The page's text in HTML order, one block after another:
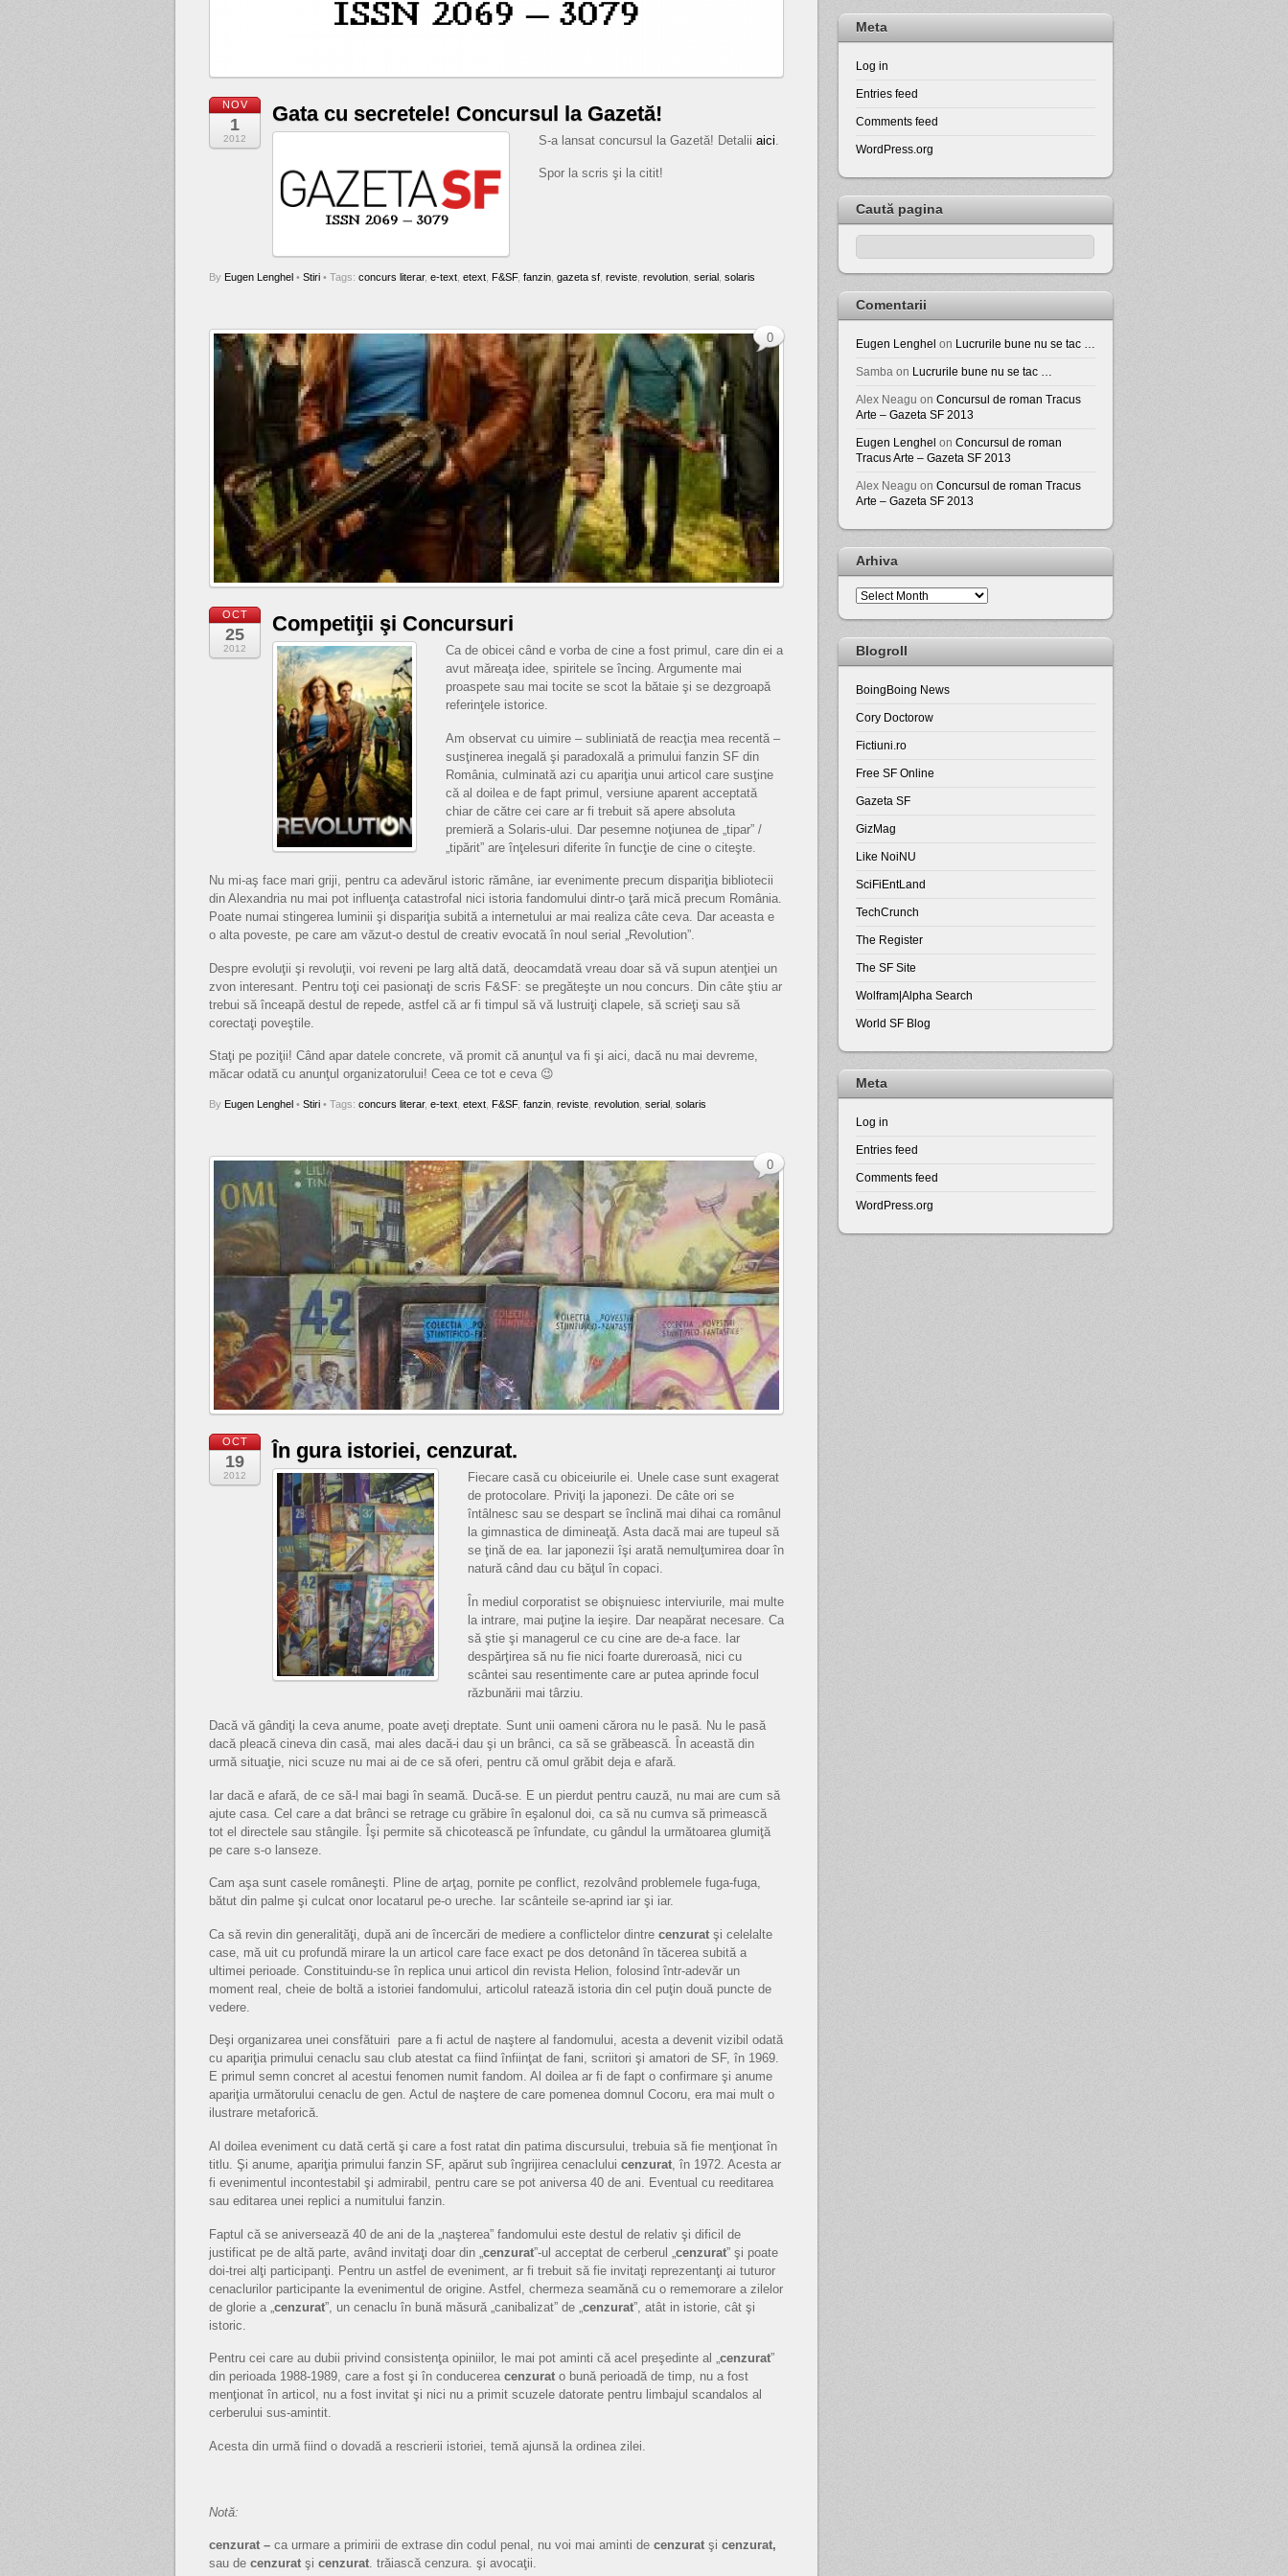
NOV
1
2012
Gata cu secretele! Concursul la Gazetă!
S-a lansat concursul la Gazetă! Detalii aici
Spor la scris şi la citit!
By Eugen Lenghel • Stiri • Tags: concurs literar, e-text etext F&SF, fanzin gazeta sf reviste revolution serial solaris
OCT
25
2012
Competiţii şi Concursuri
Ca de obicei când e vorba de cine a fost primul, care din ei a
avut măreaţa idee, spiritele se încing. Argumente mai
proaspete sau mai tocite se scot la bătaie şi se dezgroapă
referinţele istorice.
Am observat cu uimire – subliniată de reacţia mea recentă –
susţinerea inegală şi paradoxală a primului fanzin SF din
România, culminată azi cu apariţia unui articol care susţine
că al doilea e de fapt primul, versiune aparent acceptată
chiar de către cei care ar fi trebuit să apere absoluta
premieră a Solaris-ului. Dar pesemne noţiunea de „tipar” /
„tipărit” are înţelesuri diferite în funcţie de cine o citeşte.
Nu mi-aş face mari griji, pentru ca adevărul istoric rămâne, iar evenimente precum dispariţia bibliotecii
din Alexandria nu mai pot influenţa catastrofal nici istoria fandomului dintr-o ţară mică precum România.
Poate numai stingerea luminii şi dispariţia subită a internetului ar mai realiza câte ceva. Dar aceasta e
o alta poveste, pe care am văzut-o destul de creativ evocată în noul serial „Revolution”.
Despre evoluţii şi revoluţii, voi reveni pe larg altă dată, deocamdată vreau doar să vă supun atenţiei un
zvon interesant. Pentru toţi cei pasionaţi de scris F&SF: se pregăteşte un nou concurs. Din câte ştiu ar
trebui să înceapă destul de repede, astfel că ar fi timpul să vă lustruiţi clapele, să scrieţi sau să
corectaţi poveştile.
Staţi pe poziţii! Când apar datele concrete, vă promit că anunţul va fi şi aici, dacă nu mai devreme,
măcar odată cu anunţul organizatorului! Ceea ce tot e ceva 😉
By Eugen Lenghel • Stiri
0
• Tags: concurs literar, e-text etext F&SF, fanzin reviste revolution serial solaris
OCT
19
2012
În gura istoriei, cenzurat.
Fiecare casă cu obiceiurile ei. Unele case sunt exagerat
de protocolare. Priviţi la japonezi. De câte ori se
întâlnesc sau se despart se înclină mai dihai ca românul
la gimnastica de dimineaţă. Asta dacă mai are tupeul să
se ţină de ea. Iar japonezii îşi arată nemulţumirea doar în
natură când dau cu băţul în copaci.
În mediul corporatist se obişnuiesc interviurile, mai multe
la intrare, mai puţine la ieşire. Dar neapărat necesare. Ca
să ştie şi managerul ce cu cine are de-a face. Iar
despărţirea să nu fie nici foarte dureroasă, nici cu
scântei sau resentimente care ar putea aprinde focul
răzbunării mai târziu.
Dacă vă gândiţi la ceva anume, poate aveţi dreptate. Sunt unii oameni cărora nu le pasă. Nu le pasă
dacă pleacă cineva din casă, mai ales dacă-i dau şi un brânci, ca să se grăbească. În această din
urmă situaţie, nici scuze nu mai ai de ce să oferi, pentru că omul grăbit deja e afară.
Iar dacă e afară, de ce să-l mai bagi în seamă. Ducă-se. E un pierdut pentru cauză, nu mai are cum să
ajute casa. Cel care a dat brânci se retrage cu grăbire în eşalonul doi, ca să nu cumva să primească
tot el directele sau stângile. Îşi permite să chicotească pe înfundate, cu gândul la următoarea glumiţă
pe care s-o lanseze.
Cam aşa sunt casele româneşti. Pline de arţag, pornite pe conflict, rezolvând problemele fuga-fuga,
bătut din palme şi culcat onor locatarul pe-o ureche. Iar scânteile se-aprind iar şi iar.
Ca să revin din generalităţi, după ani de încercări de mediere a conflictelor dintre cenzurat şi celelalte
case, mă uit cu profundă mirare la un articol care face exact pe dos detonând în tăcerea subită a
ultimei perioade. Constituindu-se în replica unui articol din revista Helion, folosind într-adevăr un
moment real, cheie de boltă a istoriei fandomului, articolul ratează istoria din cel puţin două puncte de
vedere.
Deşi organizarea unei consfătuiri pare a fi actul de naştere al fandomului, acesta a devenit vizibil odată
cu apariţia primului cenaclu sau club atestat ca fiind înfiinţat de fani, scriitori şi amatori de SF, în 1969.
E primul semn concret al acestui fenomen numit fandom. Al doilea ar fi de fapt o confirmare şi anume
apariţia următorului cenaclu de gen. Actul de naştere de care pomenea domnul Cocoru, era mai mult o
ilustrare metaforică.
Al doilea eveniment cu dată certă şi care a fost ratat din patima discursului, trebuia să fie menţionat în
titlu. Şi anume, apariţia primului fanzin SF, apărut sub îngrijirea cenaclului cenzurat , în 1972. Acesta ar
fi evenimentul incontestabil şi admirabil, pentru care se pot aniversa 40 de ani. Eventual cu reeditarea
sau editarea unei replici a numitului fanzin.
Faptul că se aniversează 40 de ani de la „naşterea” fandomului este destul de relativ şi dificil de
justificat pe de altă parte, având invitaţi doar din „ cenzurat”-ul acceptat de cerberul „ cenzurat” şi poate
doi-trei alţi participanţi. Pentru un astfel de eveniment, ar fi trebuit să fie invitaţi reprezentanţi ai tuturor
cenaclurilor participante la evenimentul de origine. Astfel, chermeza seamănă cu o rememorare a zilelor
de glorie a „ cenzurat”, un cenaclu în bună măsură „canibalizat” de „ cenzurat”, atât in istorie, cât şi
istoric.
Pentru cei care au dubii privind consistenţa opiniilor, le mai pot aminti că acel preşedinte al „cenzurat”
din perioada 1988-1989, care a fost şi în conducerea cenzurat o bună perioadă de timp, nu a fost
menţionat în articol, nu a fost invitat şi nici nu a primit scuzele datorate pentru limbajul scandalos al
cerberului sus-amintit.
Acesta din urmă fiind o dovadă a rescrierii istoriei, temă ajunsă la ordinea zilei.
Notă:
cenzurat – ca urmare a primirii de extrase din codul penal, nu voi mai aminti de cenzurat şi cenzurat,
sau de cenzurat şi cenzurat. trăiască cenzura. şi avocaţii.
0
Meta
Log in
Entries feed
Comments feed
WordPress.org
Caută pagina
Comentarii
Eugen Lenghel on Lucrurile bune nu se tac …
Samba on Lucrurile bune nu se tac …
Alex Neagu on Concursul de roman Tracus
Arte – Gazeta SF 2013
Eugen Lenghel on Concursul de roman
Tracus Arte – Gazeta SF 2013
Alex Neagu on Concursul de roman Tracus
Arte – Gazeta SF 2013
Arhiva
Arhiva
Blogroll
BoingBoing News
Cory Doctorow
Fictiuni.ro
Free SF Online
Gazeta SF
GizMag
Like NoiNU
SciFiEntLand
TechCrunch
The Register
The SF Site
Wolfram|Alpha Search
World SF Blog
Meta
Log in
Entries feed
Comments feed
WordPress.org